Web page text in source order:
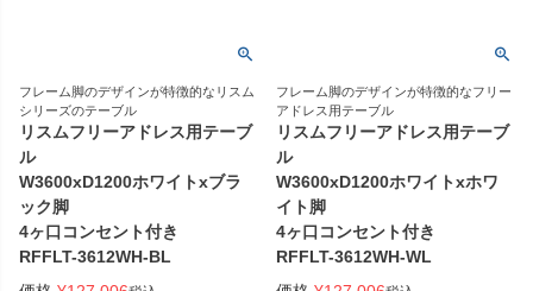
フレーム脚のデザインが特徴的なリスム
シリーズのテーブル
リスムフリーアドレス用テーブ
ル
W3600xD1200ホワイトxブラ
ック脚
4ヶ口コンセント付き
RFFLT-3612WH-BL
フレーム脚のデザインが特徴的なフリー
アドレス用テーブル
リスムフリーアドレス用テーブ
ル
W3600xD1200ホワイトxホワ
イト脚
4ヶ口コンセント付き
RFFLT-3612WH-WL